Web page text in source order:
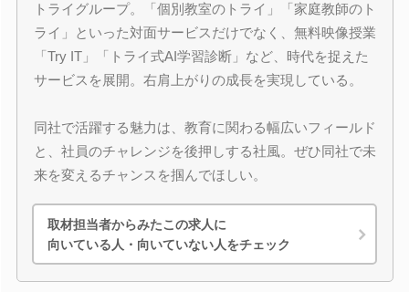
トライグループ。「個別教室のトライ」「家庭教師のト
ライ」といった対面サービスだけでなく、無料映像授業
「Try IT」「トライ式AI学習診断」など、時代を捉えた
サービスを展開。右肩上がりの成長を実現している。
同社で活躍する魅力は、教育に関わる幅広いフィールド
と、社員のチャレンジを後押しする社風。ぜひ同社で未
来を変えるチャンスを掴んでほしい。
取材担当者からみたこの求人に
向いている人・向いていない人をチェック